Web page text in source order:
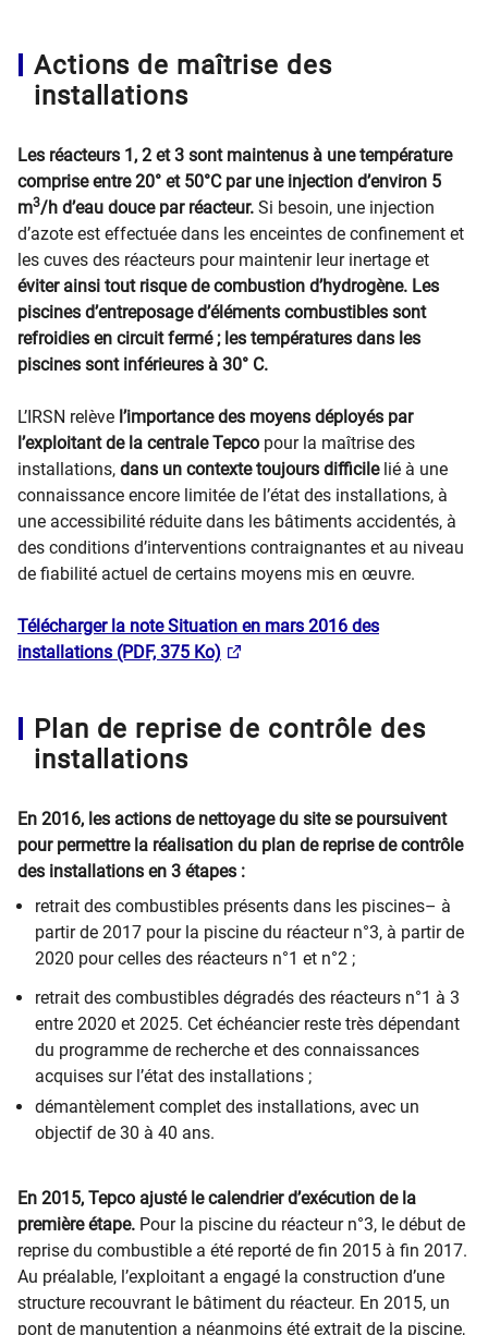
Actions de maîtrise des
installations
Les réacteurs 1, 2 et 3 sont maintenus à une température
comprise entre 20° et 50°C par une injection d’environ 5
m3/h d’eau douce par réacteur. Si besoin, une injection
d’azote est effectuée dans les enceintes de confinement et
les cuves des réacteurs pour maintenir leur inertage et
éviter ainsi tout risque de combustion d’hydrogène. Les
piscines d’entreposage d’éléments combustibles sont
refroidies en circuit fermé ; les températures dans les
piscines sont inférieures à 30° C.
L’IRSN relève l’importance des moyens déployés par
l’exploitant de la centrale Tepco pour la maîtrise des
installations, dans un contexte toujours difficilelié à une
connaissance encore limitée de l’état des installations, à
une accessibilité réduite dans les bâtiments accidentés, à
des conditions d’interventions contraignantes et au niveau
de fiabilité actuel de certains moyens mis en œuvre.
Télécharger la note Situation en mars 2016 des
installations (PDF, 375 Ko)
Plan de reprise de contrôle des
installations
En 2016, les actions de nettoyage du site se poursuivent
pour permettre la réalisation du plan de reprise de contrôle
des installations en 3 étapes :
retrait des combustibles présents dans les piscines– à
partir de 2017 pour la piscine du réacteur n°3, à partir de
2020 pour celles des réacteurs n°1 et n°2 ;
retrait des combustibles dégradés des réacteurs n°1 à 3
entre 2020 et 2025. Cet échéancier reste très dépendant
du programme de recherche et des connaissances
acquises sur l’état des installations ;
démantèlement complet des installations, avec un
objectif de 30 à 40 ans.
En 2015, Tepco ajusté le calendrier d’exécution de la
première étape. Pour la piscine du réacteur n°3, le début de
reprise du combustible a été reporté de fin 2015 à fin 2017.
Au préalable, l’exploitant a engagé la construction d’une
structure recouvrant le bâtiment du réacteur. En 2015, un
pont de manutention a néanmoins été extrait de la piscine,